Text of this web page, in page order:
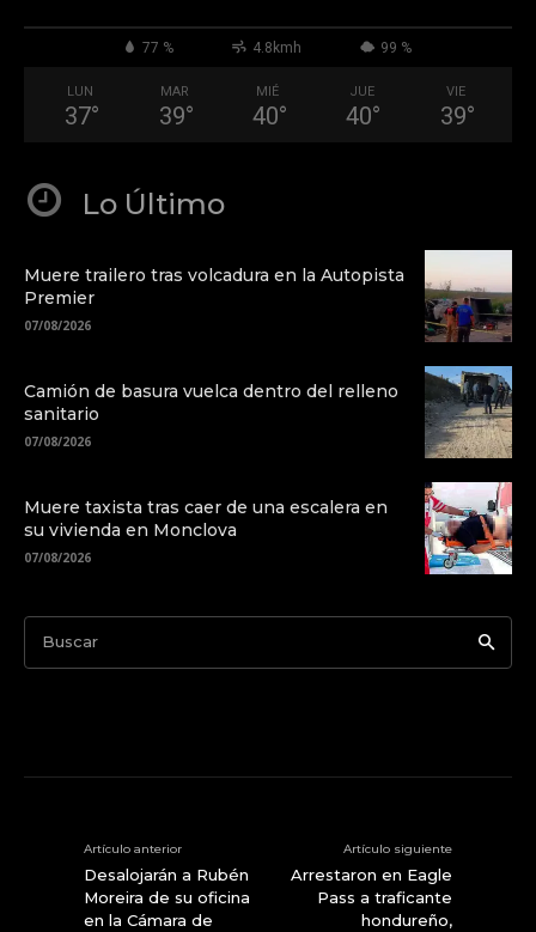
77 % 4.8kmh 99 %
LUN
37°
MAR
39°
MIÉ
40°
JUE
40°
VIE
39°
Lo Último
Muere trailero tras volcadura en la Autopista
Premier
07/08/2026
Camión de basura vuelca dentro del relleno
sanitario
07/08/2026
Muere taxista tras caer de una escalera en
su vivienda en Monclova
07/08/2026
Buscar
Artículo anterior
Desalojarán a Rubén
Moreira de su oficina
en la Cámara de
Artículo siguiente
Arrestaron en Eagle
Pass a traficante
hondureño,